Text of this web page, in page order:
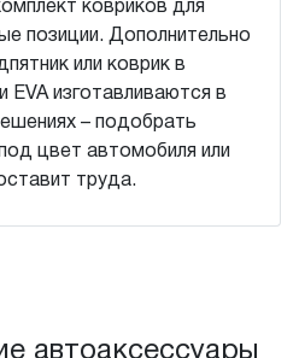
ковриков для
позиции. Дополнительно
или коврик в
EVA изготавливаются в
– подобрать
цвет автомобиля или
труда.
автоаксессуары